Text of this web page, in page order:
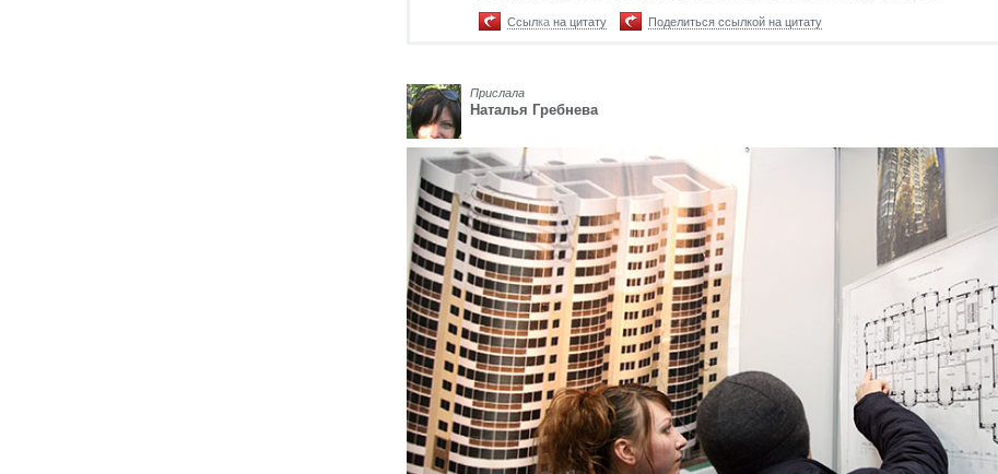
Ссылка на цитату Поделиться ссылкой на цитату
Прислала
Наталья Гребнева